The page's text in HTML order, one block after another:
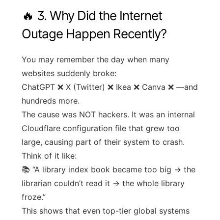
🔥 3. Why Did the Internet
Outage Happen Recently?
You may remember the day when many
websites suddenly broke:
ChatGPT ❌ X (Twitter) ❌ Ikea ❌ Canva ❌ —and
hundreds more.
The cause was NOT hackers. It was an internal
Cloudflare configuration file that grew too
large, causing part of their system to crash.
Think of it like:
📚 “A library index book became too big → the
librarian couldn’t read it → the whole library
froze.”
This shows that even top-tier global systems